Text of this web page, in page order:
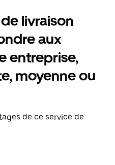
livraison
aux
entreprise,
moyenne ou
de ce service de